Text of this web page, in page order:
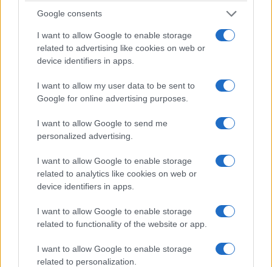
Google consents
I want to allow Google to enable storage
related to advertising like cookies on web or
device identifiers in apps.
I want to allow my user data to be sent to
Google for online advertising purposes.
I want to allow Google to send me
personalized advertising.
I want to allow Google to enable storage
related to analytics like cookies on web or
device identifiers in apps.
I want to allow Google to enable storage
related to functionality of the website or app.
I want to allow Google to enable storage
related to personalization.
Λέσβος: 110 κολυμβητές τίμησαν τη
Γέρας